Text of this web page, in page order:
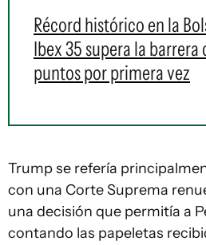
Récord histórico en la
Ibex 35 supera la barrera
puntos por primera vez
Trump se refería
con una Corte Suprema
una decisión que permitía a
contando las papeletas